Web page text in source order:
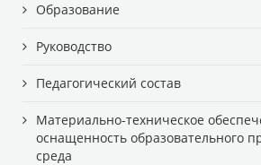
Образование
Руководство
Педагогический состав
Материально-техническое
оснащенность образовательного
среда